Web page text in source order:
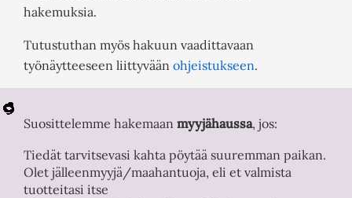
hakemuksia.
Tutustuthan myös hakuun vaadittavaan
työnäytteeseen liittyvään ohjeistukseen.
Suosittelemme hakemaan myyjähaussa, jos:
Tiedät tarvitsevasi kahta pöytää suuremman paikan.
Olet jälleenmyyjä/maahantuoja, eli et valmista
tuotteitasi itse